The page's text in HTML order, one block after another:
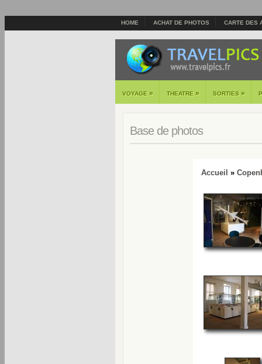
HOME ACHAT DE PHOTOS CARTE DES
VOYAGE » THEATRE » SORTIES »
Base de photos
Accueil »